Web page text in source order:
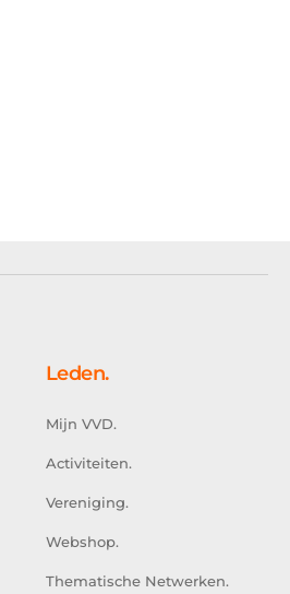
Leden.
Mijn VVD.
Activiteiten.
Vereniging.
Webshop.
Thematische Netwerken.